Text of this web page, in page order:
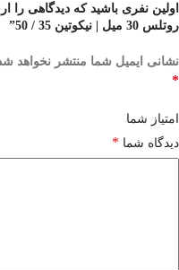
اولین نفری باشید که دیدگاهی را
روتلس 30 میل | نیکوتین 35 / 50”
نشانی ایمیل شما منتشر نخواهد
*
امتیاز شما
دیدگاه شما *